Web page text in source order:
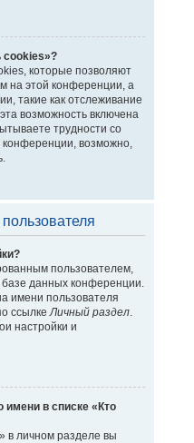
cookies»?
которые позволяют
на этой конференции, а
такие как отслеживание
возможность включена
трудности со
возможно,
пользователем,
базе данных конференции.
имени пользователя
ссылкеЛичный раздел.
настройки и
имени в списке «Кто
в личном разделе вы